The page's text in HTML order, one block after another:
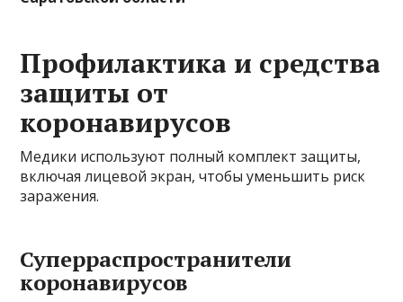
Профилактика и средства
защиты от
коронавирусов
Медики используют полный комплект защиты,
включая лицевой экран, чтобы уменьшить риск
заражения.
Суперраспространители
коронавирусов